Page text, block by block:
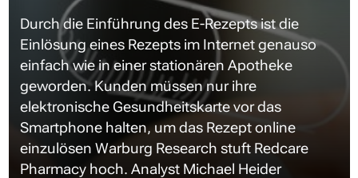
Durch die Einführung des E-Rezepts ist die
Einlösung eines Rezepts im Internet genauso
einfach wie in einer stationären Apotheke
geworden. Kunden müssen nur ihre
elektronische Gesundheitskarte vor das
Smartphone halten, um das Rezept online
einzulösen Warburg Research stuft Redcare
Pharmacy hoch. Analyst Michael Heider